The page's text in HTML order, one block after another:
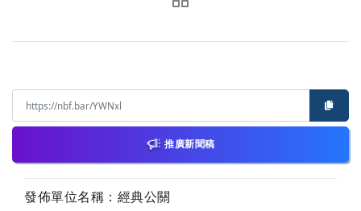
推廣新聞稿
發佈單位名稱：經典公關